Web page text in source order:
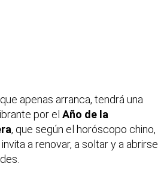
apenas arranca, tendrá una
por el Año de la
, que según el horóscopo chino,
a renovar, a soltar y a abrirse